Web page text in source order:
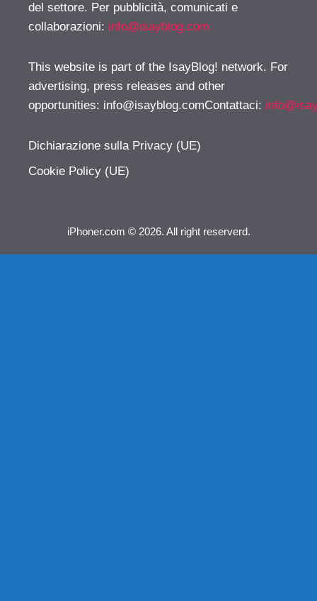
del settore. Per pubblicità, comunicati e
collaborazioni: info@isayblog.com
This website is part of the IsayBlog! network. For
advertising, press releases and other
opportunities: info@isayblog.comContattaci:
Dichiarazione sulla Privacy (UE)
Cookie Policy (UE)
iPhoner.com © 2026. All right reserverd.